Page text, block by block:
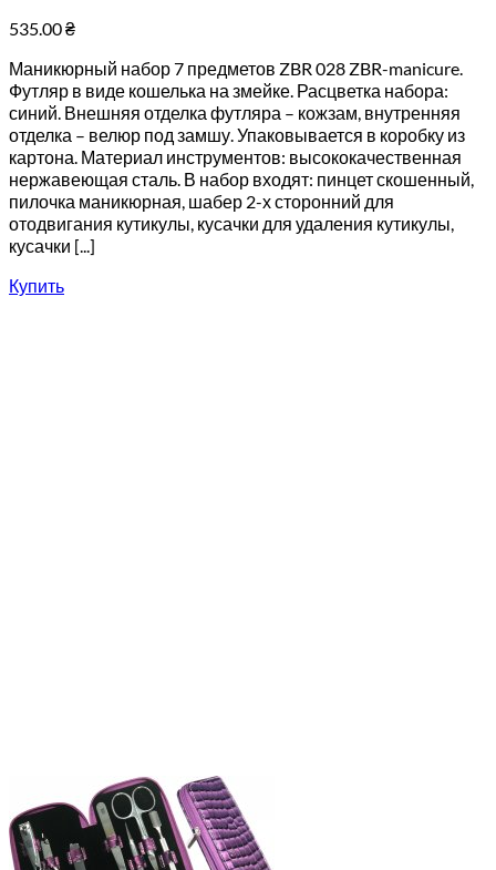
535.00₴
Маникюрный набор 7 предметов ZBR 028 ZBR-manicure.
Футляр в виде кошелька на змейке. Расцветка набора:
синий. Внешняя отделка футляра – кожзам, внутренняя
отделка – велюр под замшу. Упаковывается в коробку из
картона. Материал инструментов: высококачественная
нержавеющая сталь. В набор входят: пинцет скошенный,
пилочка маникюрная, шабер 2-х сторонний для
отодвигания кутикулы, кусачки для удаления кутикулы,
кусачки [...]
Купить